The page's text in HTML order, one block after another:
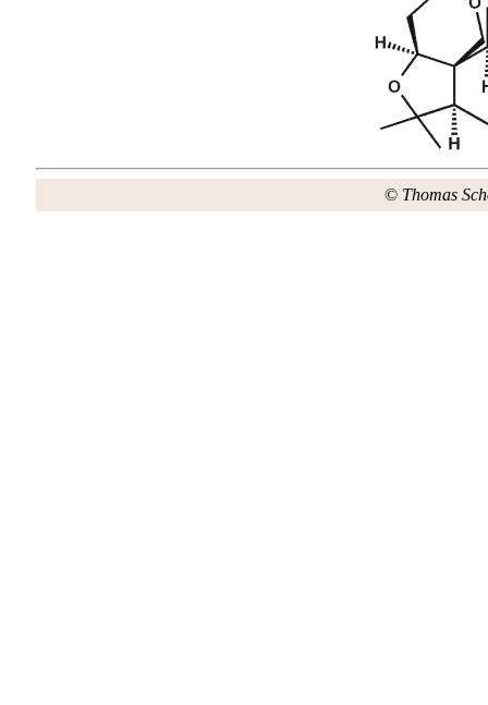
© Thomas